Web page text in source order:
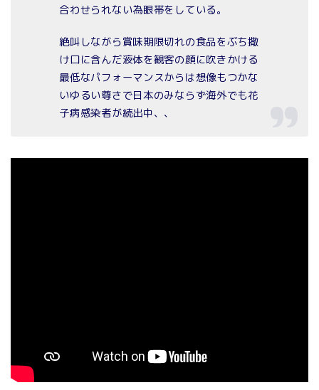
合わせられない為眼帯をしている。
絶叫しながら賞味期限切れの食品をぶち撒
け口に含んだ液体を観客の顔に吹きかける
最低なパフォーマンスからは想像もつかな
いゆるい尊さで日本のみならず海外でも花
子病感染者が続出中、、